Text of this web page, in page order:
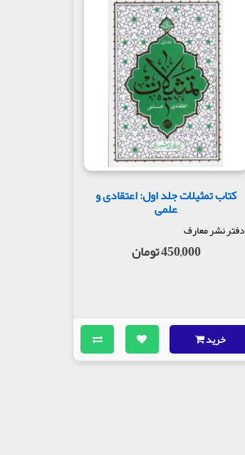
کتاب تمثیلات جلد اول: اعتقادی و
علمی
دفتر نشر معارف
450,000 تومان
خرید